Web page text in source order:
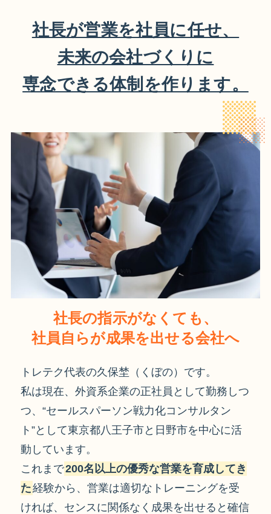
社長が営業を社員に任せ、
未来の会社づくりに
専念できる体制を作ります。
社長の指示がなくても、
社員自らが成果を出せる会社へ
トレテク代表の久保埜（くぼの）です。
私は現在、外資系企業の正社員として勤務しつ
つ、“セールスパーソン戦力化コンサルタン
ト”として東京都八王子市と日野市を中心に活
動しています。
これまで200名以上の優秀な営業を育成してき
た経験から、営業は適切なトレーニングを受
ければ、センスに関係なく成果を出せると確信